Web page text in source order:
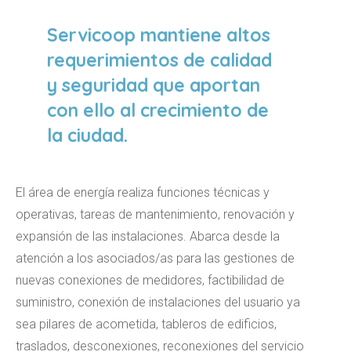
Servicoop mantiene altos
requerimientos de calidad
y seguridad que aportan
con ello al crecimiento de
la ciudad.
El área de energía realiza funciones técnicas y
operativas, tareas de mantenimiento, renovación y
expansión de las instalaciones. Abarca desde la
atención a los asociados/as para las gestiones de
nuevas conexiones de medidores, factibilidad de
suministro, conexión de instalaciones del usuario ya
sea pilares de acometida, tableros de edificios,
traslados, desconexiones, reconexiones del servicio